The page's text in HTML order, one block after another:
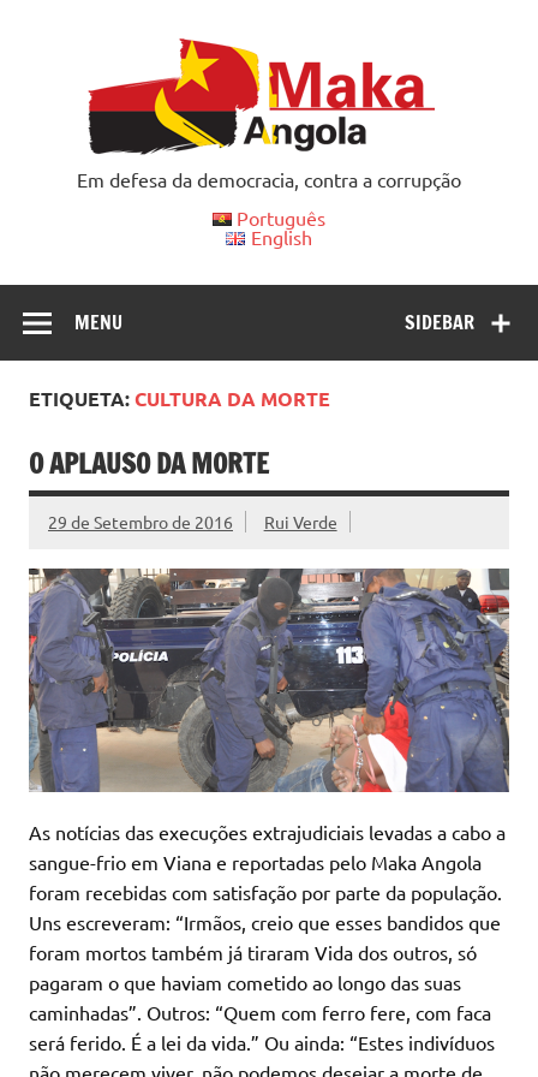
Em defesa da democracia, contra a corrupção
Português
English
SIDEBAR
MENU
ETIQUETA:CULTURA DA MORTE
O APLAUSO DA MORTE
29 de Setembro de 2016 Rui Verde
As notícias das execuções extrajudiciais levadas a cabo a
sangue-frio em Viana e reportadas pelo Maka Angola
foram recebidas com satisfação por parte da população.
Uns escreveram: “Irmãos, creio que esses bandidos que
foram mortos também já tiraram Vida dos outros, só
pagaram o que haviam cometido ao longo das suas
caminhadas”. Outros: “Quem com ferro fere, com faca
será ferido. É a lei da vida.” Ou ainda: “Estes indivíduos